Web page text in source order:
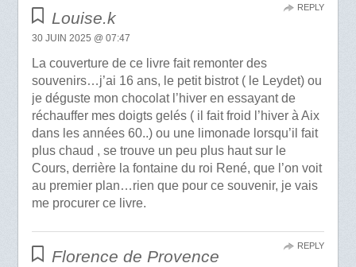
Louise.k
30 JUIN 2025 @ 07:47
La couverture de ce livre fait remonter des
souvenirs…j’ai 16 ans, le petit bistrot ( le Leydet) ou
je déguste mon chocolat l’hiver en essayant de
réchauffer mes doigts gelés ( il fait froid l’hiver à Aix
dans les années 60..) ou une limonade lorsqu’il fait
plus chaud , se trouve un peu plus haut sur le
Cours, derrière la fontaine du roi René, que l’on voit
au premier plan…rien que pour ce souvenir, je vais
me procurer ce livre.
REPLY
Florence de Provence
REPLY